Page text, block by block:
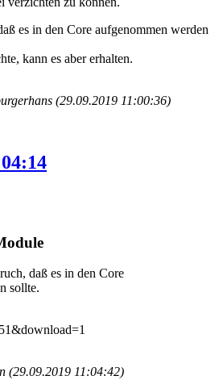
es in den Core aufgenommen werden
kann es aber erhalten.
(29.09.2019 11:00:36)
daß es in den Core
sollte.
(29.09.2019 11:04:42)